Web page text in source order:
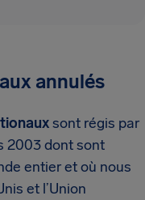
annulés
sont régis par
2003 dont sont
entier et où nous
et l’Union